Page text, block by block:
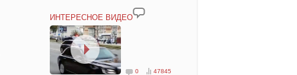
ИНТЕРЕСНОЕ ВИДЕО
0 47845